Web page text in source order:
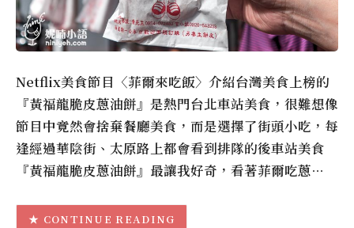
Netflix美食節目〈菲爾來吃飯〉介紹台灣美食上榜的
『黃福龍脆皮蔥油餅』是熱門台北車站美食，很難想像
節目中竟然會捨棄餐廳美食，而是選擇了街頭小吃，每
逢經過華陰街、太原路上都會看到排隊的後車站美食
『黃福龍脆皮蔥油餅』最讓我好奇，看著菲爾吃蔥…
CONTINUE READING